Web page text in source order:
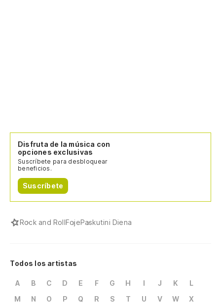
Disfruta de la música con
opciones exclusivas
Suscríbete para desbloquear
beneficios.
Suscríbete
Rock and RollFojePaskutini Diena
Todos los artistas
A B C D E F G H I J K
L
M
N O P Q R S T U V W
X